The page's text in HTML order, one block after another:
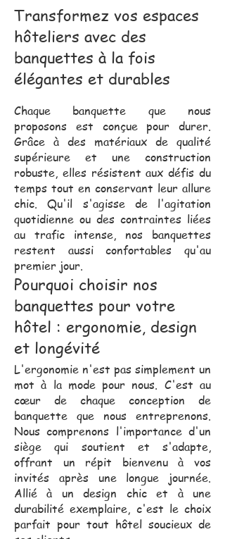
Transformez vos espaces
hôteliers avec des
banquettes à la fois
élégantes et durables
Chaque banquette que nous
proposons est conçue pour durer.
Grâce à des matériaux de qualité
supérieure et une construction
robuste, elles résistent aux défis du
temps tout en conservant leur allure
chic. Qu'il s'agisse de l'agitation
quotidienne ou des contraintes liées
au trafic intense, nos banquettes
restent aussi confortables qu'au
premier jour.
Pourquoi choisir nos
banquettes pour votre
hôtel : ergonomie, design
et longévité
L'ergonomie n'est pas simplement un
mot à la mode pour nous. C'est au
cœur de chaque conception de
banquette que nous entreprenons.
Nous comprenons l'importance d'un
siège qui soutient et s'adapte,
offrant un répit bienvenu à vos
invités après une longue journée.
Allié à un design chic et à une
durabilité exemplaire, c'est le choix
parfait pour tout hôtel soucieux de